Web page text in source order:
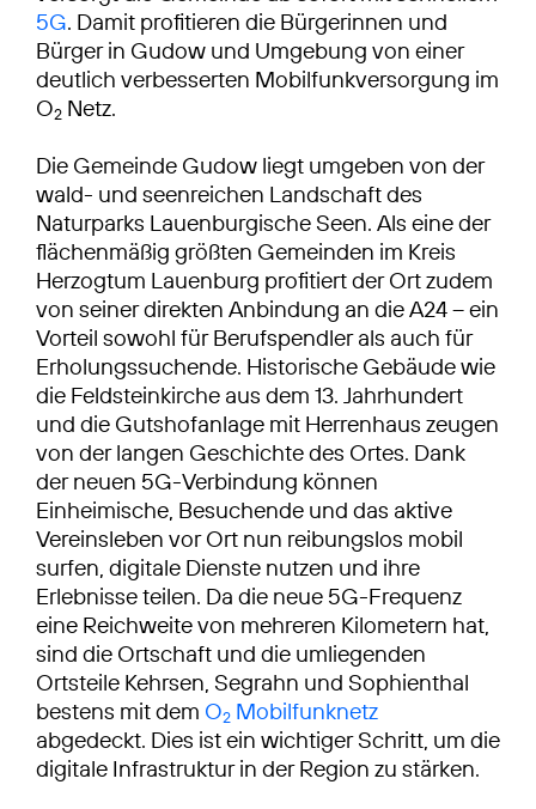
5G. Damit profitieren die Bürgerinnen und
Bürger in Gudow und Umgebung von einer
deutlich verbesserten Mobilfunkversorgung im
O2 Netz.
Die Gemeinde Gudow liegt umgeben von der
wald- und seenreichen Landschaft des
Naturparks Lauenburgische Seen. Als eine der
flächenmäßig größten Gemeinden im Kreis
Herzogtum Lauenburg profitiert der Ort zudem
von seiner direkten Anbindung an die A24 – ein
Vorteil sowohl für Berufspendler als auch für
Erholungssuchende. Historische Gebäude wie
die Feldsteinkirche aus dem 13. Jahrhundert
und die Gutshofanlage mit Herrenhaus zeugen
von der langen Geschichte des Ortes. Dank
der neuen 5G-Verbindung können
Einheimische, Besuchende und das aktive
Vereinsleben vor Ort nun reibungslos mobil
surfen, digitale Dienste nutzen und ihre
Erlebnisse teilen. Da die neue 5G-Frequenz
eine Reichweite von mehreren Kilometern hat,
sind die Ortschaft und die umliegenden
Ortsteile Kehrsen, Segrahn und Sophienthal
bestens mit dem O2 Mobilfunknetz
abgedeckt. Dies ist ein wichtiger Schritt, um die
digitale Infrastruktur in der Region zu stärken.